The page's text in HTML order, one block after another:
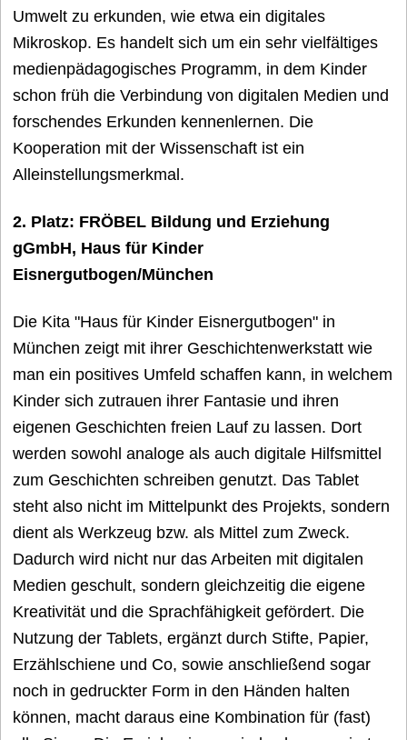
Umwelt zu erkunden, wie etwa ein digitales
Mikroskop. Es handelt sich um ein sehr vielfältiges
medienpädagogisches Programm, in dem Kinder
schon früh die Verbindung von digitalen Medien und
forschendes Erkunden kennenlernen. Die
Kooperation mit der Wissenschaft ist ein
Alleinstellungsmerkmal.
2. Platz: FRÖBEL Bildung und Erziehung
gGmbH, Haus für Kinder
Eisnergutbogen/München
Die Kita "Haus für Kinder Eisnergutbogen" in
München zeigt mit ihrer Geschichtenwerkstatt wie
man ein positives Umfeld schaffen kann, in welchem
Kinder sich zutrauen ihrer Fantasie und ihren
eigenen Geschichten freien Lauf zu lassen. Dort
werden sowohl analoge als auch digitale Hilfsmittel
zum Geschichten schreiben genutzt. Das Tablet
steht also nicht im Mittelpunkt des Projekts, sondern
dient als Werkzeug bzw. als Mittel zum Zweck.
Dadurch wird nicht nur das Arbeiten mit digitalen
Medien geschult, sondern gleichzeitig die eigene
Kreativität und die Sprachfähigkeit gefördert. Die
Nutzung der Tablets, ergänzt durch Stifte, Papier,
Erzählschiene und Co, sowie anschließend sogar
noch in gedruckter Form in den Händen halten
können, macht daraus eine Kombination für (fast)